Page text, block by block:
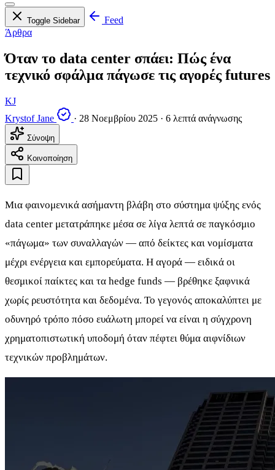
Toggle Sidebar
Feed
Άρθρα
Όταν τo data center σπάει: Πώς ένα
τεχνικό σφάλμα πάγωσε τις αγορές futures
KJ
Krystof Jane
· 28 Νοεμβρίου 2025 · 6 λεπτά ανάγνωσης
Σύνοψη
Κοινοποίηση
Μια φαινομενικά ασήμαντη βλάβη στο σύστημα ψύξης ενός
data center μετατράπηκε μέσα σε λίγα λεπτά σε παγκόσμιο
«πάγωμα» των συναλλαγών — από δείκτες και νομίσματα
μέχρι ενέργεια και εμπορεύματα. H αγορά — ειδικά οι
θεσμικοί παίκτες και τα hedge funds — βρέθηκε ξαφνικά
χωρίς ρευστότητα και δεδομένα. Το γεγονός αποκαλύπτει με
οδυνηρό τρόπο πόσο ευάλωτη μπορεί να είναι η σύγχρονη
χρηματοπιστωτική υποδομή όταν πέφτει θύμα αιφνίδιων
τεχνικών προβλημάτων.